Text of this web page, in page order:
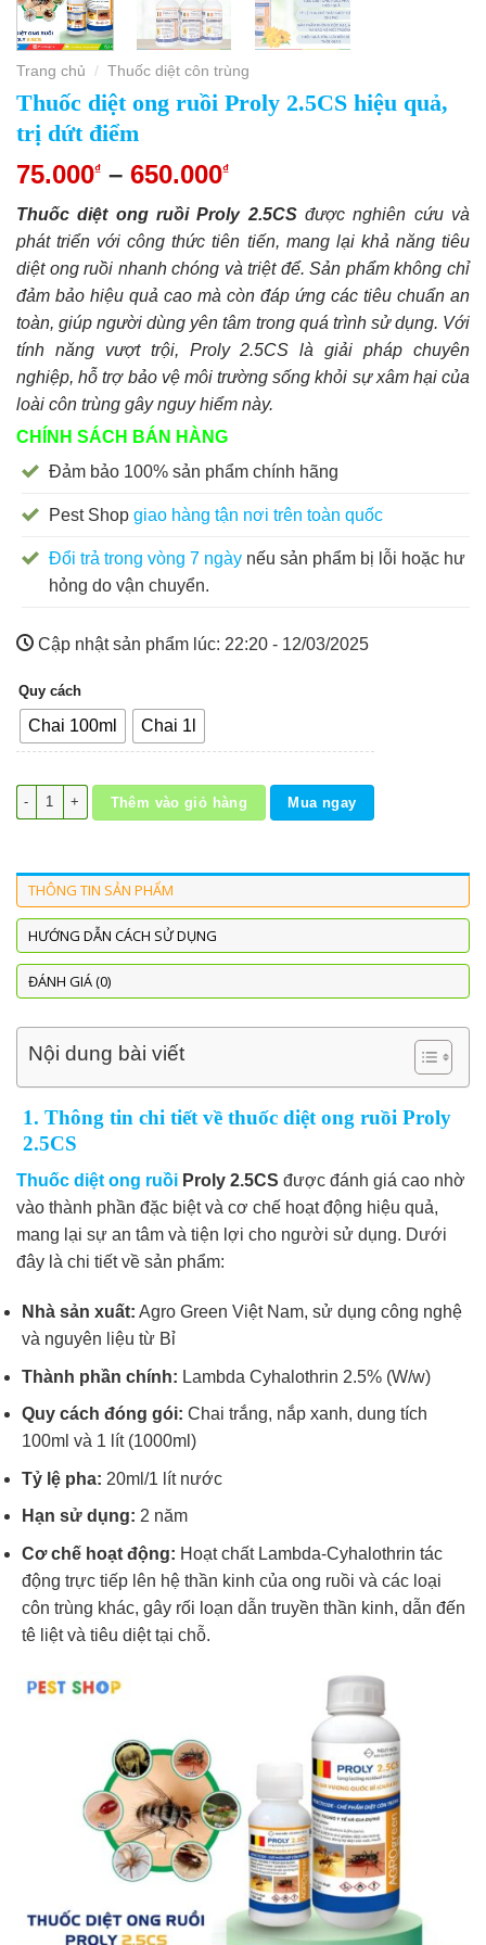
Trang chủ / Thuốc diệt côn trùng
Thuốc diệt ong ruồi Proly 2.5CS hiệu quả,
trị dứt điểm
75.000₫ – 650.000₫
Thuốc diệt ong ruồi Proly 2.5CSđược nghiên cứu và
phát triển với công thức tiên tiến, mang lại khả năng tiêu
diệt ong ruồi nhanh chóng và triệt để. Sản phẩm không chỉ
đảm bảo hiệu quả cao mà còn đáp ứng các tiêu chuẩn an
toàn, giúp người dùng yên tâm trong quá trình sử dụng. Với
tính năng vượt trội, Proly 2.5CS là giải pháp chuyên
nghiệp, hỗ trợ bảo vệ môi trường sống khỏi sự xâm hại của
loài côn trùng gây nguy hiểm này.
CHÍNH SÁCH BÁN HÀNG
Đảm bảo 100% sản phẩm chính hãng
Pest Shop giao hàng tận nơi trên toàn quốc
Đổi trả trong vòng 7 ngày nếu sản phẩm bị lỗi hoặc hư
hỏng do vận chuyển.
Cập nhật sản phẩm lúc: 22:20 - 12/03/2025
Quy cách
Chai 100ml Chai 1l
Thuốc diệt ong ruồi Proly 2.5CS hiệu quả, trị dứt điểm số lượng
Thêm vào giỏ hàng Mua ngay
THÔNG TIN SẢN PHẨM
HƯỚNG DẪN CÁCH SỬ DỤNG
ĐÁNH GIÁ (0)
Nội dung bài viết
1. Thông tin chi tiết về thuốc diệt ong ruồi Proly
2.5CS
Thuốc diệt ong ruồi Proly 2.5CS được đánh giá cao nhờ
vào thành phần đặc biệt và cơ chế hoạt động hiệu quả,
mang lại sự an tâm và tiện lợi cho người sử dụng. Dưới
đây là chi tiết về sản phẩm:
Nhà sản xuất: Agro Green Việt Nam, sử dụng công nghệ
và nguyên liệu từ Bỉ
Thành phần chính: Lambda Cyhalothrin 2.5% (W/w)
Quy cách đóng gói: Chai trắng, nắp xanh, dung tích
100ml và 1 lít (1000ml)
Tỷ lệ pha: 20ml/1 lít nước
Hạn sử dụng: 2 năm
Cơ chế hoạt động: Hoạt chất Lambda-Cyhalothrin tác
động trực tiếp lên hệ thần kinh của ong ruồi và các loại
côn trùng khác, gây rối loạn dẫn truyền thần kinh, dẫn đến
tê liệt và tiêu diệt tại chỗ.